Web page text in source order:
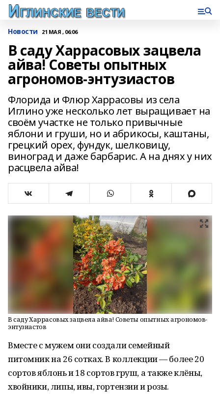
Новости 21 МАЯ , 06:06
В саду Харрасовых зацвела
айва! Советы опытных
агрономов-энтузиастов
Флорида и Флюр Харрасовы из села
Иглино уже несколько лет выращивает на
своём участке не только привычные
яблони и груши, но и абрикосы, каштаны,
грецкий орех, фундук, шелковицу,
виноград и даже барбарис. А на днях у них
расцвела айва!
В саду Харрасовых зацвела айва! Советы опытных агрономов-
энтузиастов
Вместе с мужем они создали семейный
питомник на 26 сотках. В коллекции — более 20
сортов яблонь и 18 сортов груш, а также клёны,
хвойники, липы, ивы, гортензии и розы.